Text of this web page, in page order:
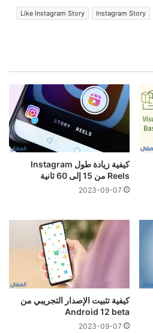
Instagram Story
Like Instagram Story
كيفية زيادة طول Instagram
Reels من 15 إلى 60 ثانية
2023-09-07
كيفية تثبيت الإصدار التجريبي من
Android 12 beta
2023-09-07